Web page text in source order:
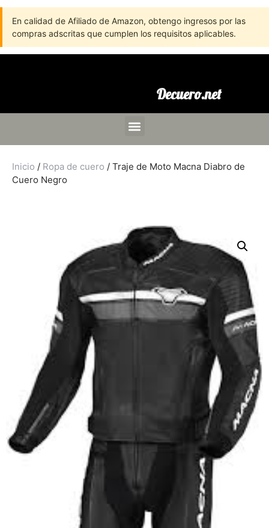
En calidad de Afiliado de Amazon, obtengo ingresos por las
compras adscritas que cumplen los requisitos aplicables.
Decuero.net
Inicio / Ropa de cuero / Traje de Moto Macna Diabro de
Cuero Negro